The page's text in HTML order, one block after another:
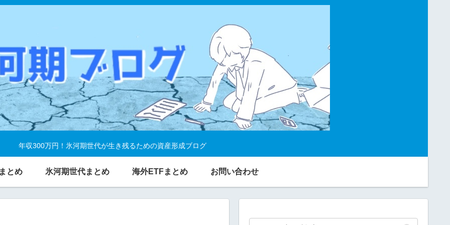
年収300万円！氷河期世代が生き残るための資産形成ブログ
とめ 氷河期世代まとめ 海外ETFまとめ お問い合わせ